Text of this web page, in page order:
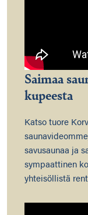
Saimaa
kupeesta
Katso tuore
savusaunaa ja
sympaattinen
yhteisöllistä